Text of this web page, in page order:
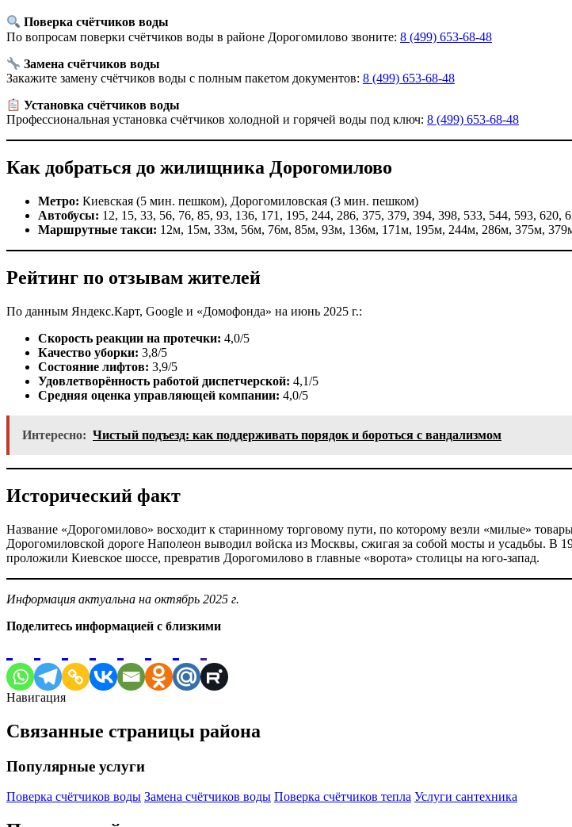
Поверка счётчиков воды
По вопросам поверки счётчиков воды в районе Дорогомилово звоните: 8 (499) 653-68-48
Замена счётчиков воды
Закажите замену счётчиков воды с полным пакетом документов: 8 (499) 653-68-48
Установка счётчиков воды
Профессиональная установка счётчиков холодной и горячей воды под ключ: 8 (499) 653-68-48
Как добраться до жилищника Дорогомилово
Метро: Киевская (5 мин. пешком), Дорогомиловская (3 мин. пешком)
Автобусы: 12, 15, 33, 56, 76, 85, 93, 136, 171, 195, 244, 286, 375, 379, 394, 398, 533, 544, 593, 620,
Маршрутные такси: 12м, 15м, 33м, 56м, 76м, 85м, 93м, 136м, 171м, 195м, 244м, 286м, 375м,
Рейтинг по отзывам жителей
По данным Яндекс.Карт, Google и «Домофонда» на июнь 2025 г.:
Скорость реакции на протечки: 4,0/5
Качество уборки: 3,8/5
Состояние лифтов: 3,9/5
Удовлетворённость работой диспетчерской: 4,1/5
Средняя оценка управляющей компании: 4,0/5
Интересно: Чистый подъезд: как поддерживать порядок и бороться с вандализмом
Исторический факт
Название «Дорогомилово» восходит к старинному торговому пути, по которому везли «милые»
Дорогомиловской дороге Наполеон выводил войска из Москвы, сжигая за собой мосты и усадьбы. В
проложили Киевское шоссе, превратив Дорогомилово в главные «ворота» столицы на юго-запад.
Информация актуальна на октябрь 2025 г.
Поделитесь информацией с близкими
Навигация
Связанные страницы района
Популярные услуги
Поверка счётчиков воды Замена счётчиков воды Поверка счётчиков тепла Услуги сантехника